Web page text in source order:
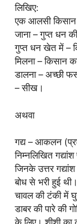
लिखिए:
एक आलसी किसान
जाना – गुप्त धन
गुप्त धन खेत में –
मिलना – किसान
डालना – अच्छी
– सीख।
अथवा
गद्य – आकलन
निम्नलिखित
जिनके उत्तर
बोध से भरी हुई
चावल की टंकी में
डाबर की पारे की